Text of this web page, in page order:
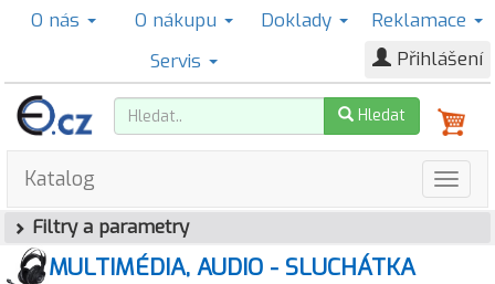
O nás O nákupu Doklady
Reklamace
Servis
Přihlášení
Hledat
Katalog
Filtry a parametry
MULTIMÉDIA, AUDIO - SLUCHÁTKA